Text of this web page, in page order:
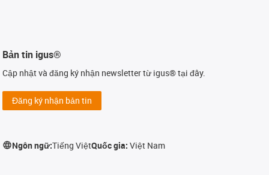
Bản tin igus®
Cập nhật và đăng ký nhận newsletter từ igus® tại đây.
Đăng ký nhận bản tin
Ngôn ngữ:Tiếng ViệtQuốc gia:Việt Nam